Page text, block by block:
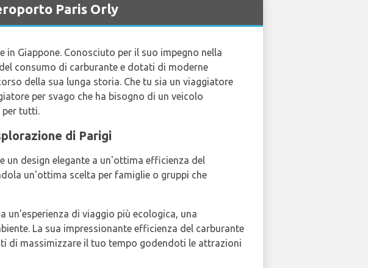
Paris Orly
Giappone. Conosciuto per il suo impegno nella
consumo di carburante e dotati di moderne
della sua lunga storia. Che tu sia un viaggiatore
per svago che ha bisogno di un veicolo
per tutti.
di Parigi
un design elegante a un'ottima efficienza del
un'ottima scelta per famiglie o gruppi che
un'esperienza di viaggio più ecologica, una
La sua impressionante efficienza del carburante
di massimizzare il tuo tempo godendoti le attrazioni